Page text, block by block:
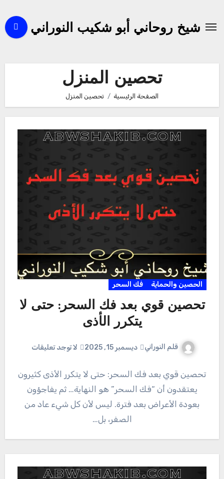
المحتوىشيخ روحاني أبو شكيب النوراني
تحصين المنزل
الصفحة الرئيسية تحصين المنزل
الحصين والحماية فك السحر
تحصين قوي بعد فك السحر: حتى لا
يتكرر الأذى
قلم النوراني ديسمبر 15, 2025 لا توجد تعليقات
تحصين قوي بعد فك السحر: حتى لا يتكرر الأذى كثيرون
يعتقدون أن “فك السحر” هو النهاية… ثم يفاجؤون
بعودة الأعراض بعد فترة. ليس لأن كل شيء عاد من
الصفر، بل…